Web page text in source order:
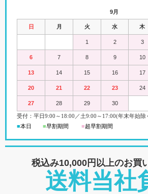
9月
日 月 火 水 木
1 2 3
6 7 8 9 10
13 14 15 16 17
20 21 22 23 24
27 28 29 30
受付：平日9:00 ～18:00 ／ 土9:00 ～ 17:00(年末年始
■本日 ■早割期間 ■超早割期間
税込み10,000円以上のお買
送料当社